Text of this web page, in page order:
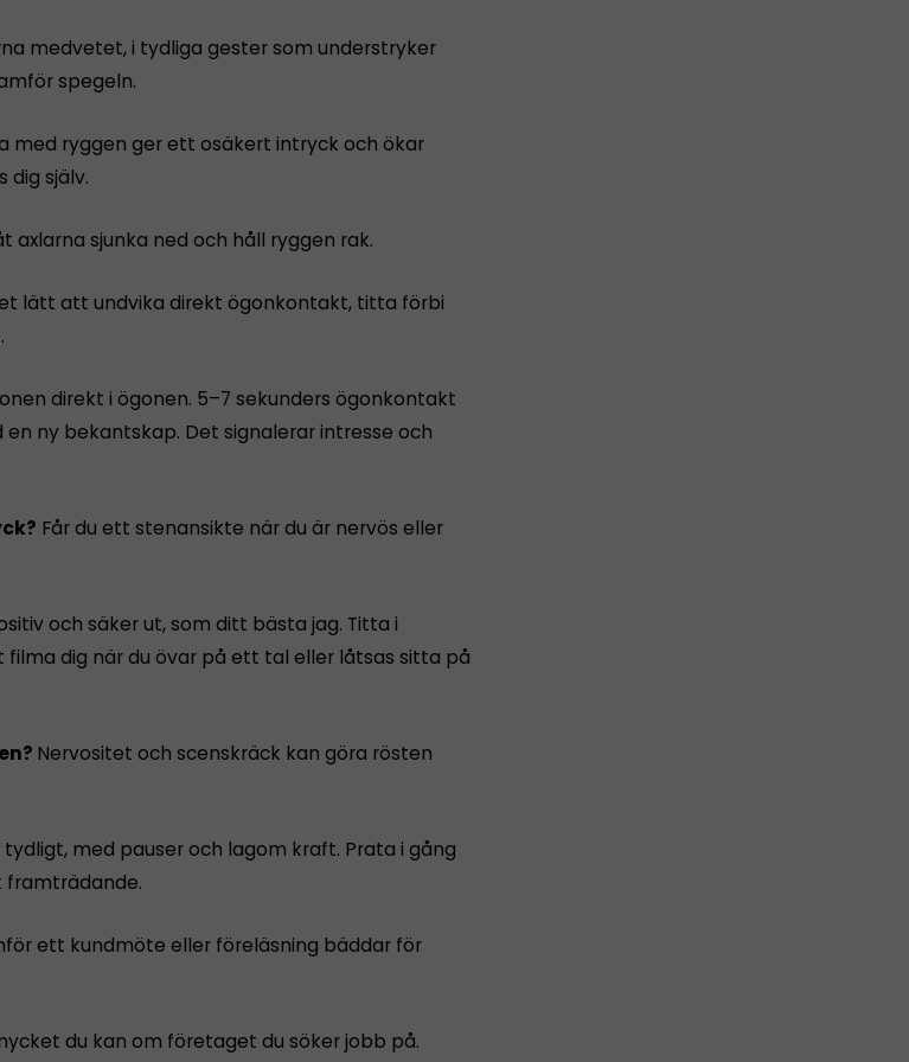
medvetet, i tydliga gester som understryker
spegeln.
med ryggen ger ett osäkert intryck och ökar
dig själv.
axlarna sjunka ned och håll ryggen rak.
lätt att undvika direkt ögonkontakt, titta förbi
direkt i ögonen. 5–7 sekunders ögonkontakt
ny bekantskap. Det signalerar intresse och
Får du ett sten­ansikte när du är nervös eller
och säker ut, som ditt bästa jag. Titta i
dig när du övar på ett tal eller låtsas sitta på
Nervositet och scenskräck kan göra rösten
med pauser och lagom kraft. Prata i gång
framträdande.
ett kundmöte eller föreläsning bäddar för
du kan om företaget du söker jobb på.